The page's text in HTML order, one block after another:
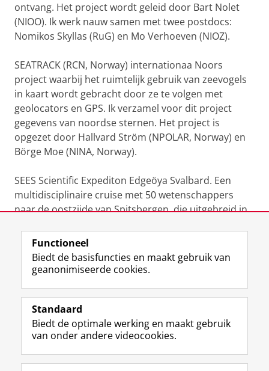
ontvang. Het project wordt geleid door Bart Nolet
(NIOO). Ik werk nauw samen met twee postdocs:
Nomikos Skyllas (RuG) en Mo Verhoeven (NIOZ).
SEATRACK (RCN, Norway) internationaa Noors
project waarbij het ruimtelijk gebruik van zeevogels
in kaart wordt gebracht door ze te volgen met
geolocators en GPS. Ik verzamel voor dit project
gegevens van noordse sternen. Het project is
opgezet door Hallvard Ström (NPOLAR, Norway) en
Börge Moe (NINA, Norway).
SEES Scientific Expediton Edgeöya Svalbard. Een
multidisciplinaire cruise met 50 wetenschappers
naar de oostzijde van Spitsbergen, die uitgebreid in
Laatst gewijzigd: 21 december 2023 10:25
Volg de RUG
F
a
e
b
o
L
i
k
e
I
R
S
-
f
e
I
n
t
r
Y
o
T
e
Studiekiezers
Functioneel
Biedt de basisfuncties en maakt gebruik van
geanonimiseerde cookies.
Standaard
Biedt de optimale werking en maakt gebruik
van onder andere videocookies.